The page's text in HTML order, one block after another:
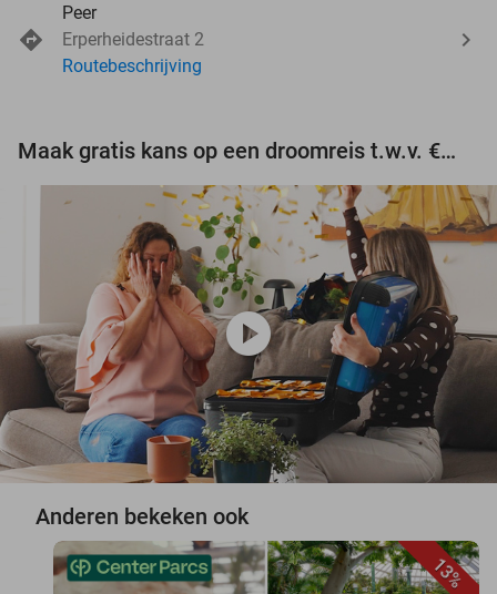
Peer
Erperheidestraat 2
Routebeschrijving
Maak gratis kans op een droomreis t.w.v. €3.000!
play_circle
Anderen bekeken ook
13%